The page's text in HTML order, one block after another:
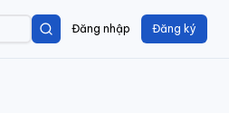
Đăng nhập Đăng ký